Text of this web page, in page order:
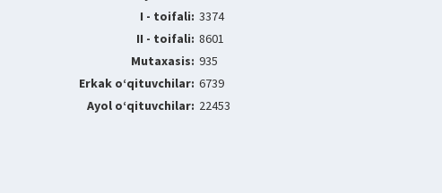
I - toifali: 3374
II - toifali: 8601
Mutaxasis: 935
Erkak o‘qituvchilar: 6739
Ayol o‘qituvchilar: 22453